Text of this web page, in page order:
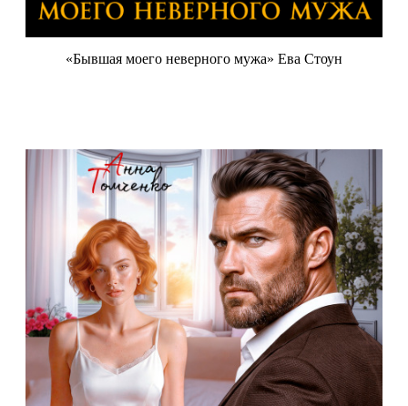
«Бывшая моего неверного мужа» Ева Стоун